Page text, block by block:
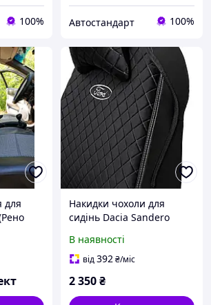
100% Автостандарт 100%
для
Накидки чохоли для
сидінь Dacia Sandero
алькантара пайка "Пілот"
чорний (1+1 передні)
В наявності
від392₴/міс
2 350₴